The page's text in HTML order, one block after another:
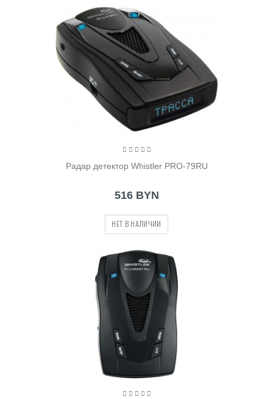
Радар детектор Whistler PRO-79RU
516 BYN
НЕТ В НАЛИЧИИ